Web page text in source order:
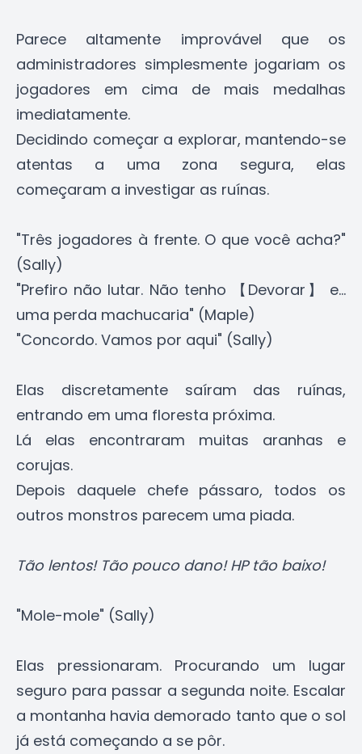
Parece altamente improvável que os
administradores simplesmente jogariam os
jogadores em cima de mais medalhas
imediatamente.
Decidindo começar a explorar, mantendo-se
atentas a uma zona segura, elas
começaram a investigar as ruínas.
"Três jogadores à frente. O que você acha?"
(Sally)
"Prefiro não lutar. Não tenho 【Devorar】 e...
uma perda machucaria" (Maple)
"Concordo. Vamos por aqui" (Sally)
Elas discretamente saíram das ruínas,
entrando em uma floresta próxima.
Lá elas encontraram muitas aranhas e
corujas.
Depois daquele chefe pássaro, todos os
outros monstros parecem uma piada.
Tão lentos! Tão pouco dano! HP tão baixo!
"Mole-mole" (Sally)
Elas pressionaram. Procurando um lugar
seguro para passar a segunda noite. Escalar
a montanha havia demorado tanto que o sol
já está começando a se pôr.